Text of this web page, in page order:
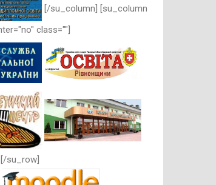
[/su_column] [su_column
class=""]
su_row]